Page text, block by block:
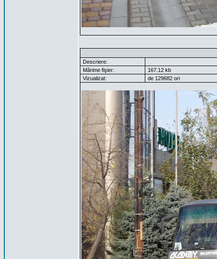
Descriere:
Mărime fişier:
167.12 kb
Vizualizat:
de 129682 ori